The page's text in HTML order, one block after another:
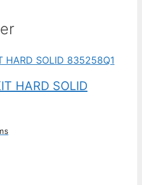
HARD SOLID